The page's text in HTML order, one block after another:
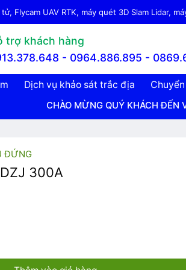
Flycam UAV RTK, máy quét 3D Slam Lidar,
trợ khách hàng
- 0964.886.895 -
Dịch vụ khảo sát trắc địa
CHÀO MỪNG QUÝ KHÁCH ĐẾN VỚI
ĐỨNG
300A
số lượng